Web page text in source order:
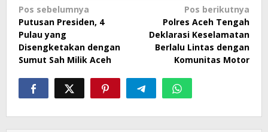
Navigasi
pos
Pos sebelumnya
Putusan Presiden, 4
Pulau yang
Disengketakan dengan
Sumut Sah Milik Aceh
Pos berikutnya
Polres Aceh Tengah
Deklarasi Keselamatan
Berlalu Lintas dengan
Komunitas Motor